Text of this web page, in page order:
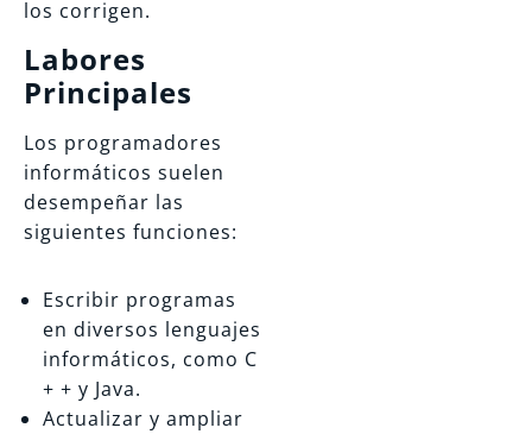
los corrigen.
Labores
Principales
Los programadores
informáticos suelen
desempeñar las
siguientes funciones:
Escribir programas
en diversos lenguajes
informáticos, como C
+ + y Java.
Actualizar y ampliar